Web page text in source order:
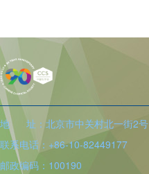
地 址：北京市中关村北一街2号
联系电话：+86-10-82449177
邮政编码：100190